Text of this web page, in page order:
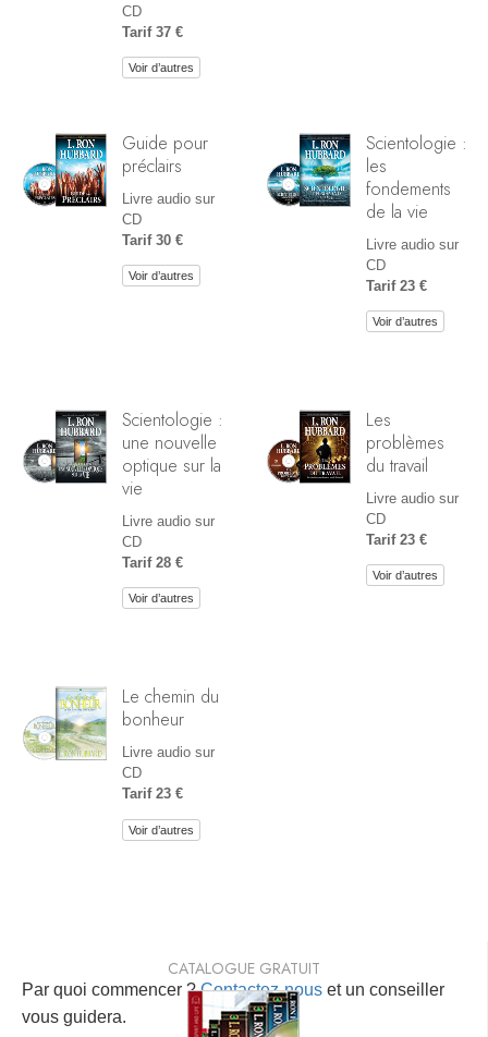
CD
Tarif 37 €
Voir d’autres
Guide pour
préclairs
Livre audio sur
CD
Tarif 30 €
Voir d’autres
Scientologie :
les
fondements
de la vie
Livre audio sur
CD
Tarif 23 €
Voir d’autres
Scientologie :
une nouvelle
optique sur la
vie
Livre audio sur
CD
Tarif 28 €
Voir d’autres
Les
problèmes
du travail
Livre audio sur
CD
Tarif 23 €
Voir d’autres
Le chemin du
bonheur
Livre audio sur
CD
Tarif 23 €
Voir d’autres
Par quoi commencer ?Contactez-nous et un conseiller
vous guidera.
CATALOGUE GRATUIT